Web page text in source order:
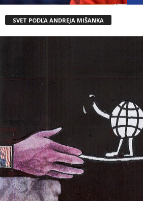
SVET PODĽA ANDREJA MIŠANKA